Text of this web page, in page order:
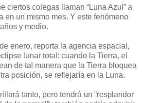
ciertos colegas llaman “Luna Azul” a
en un mismo mes. Y este fenómeno
y medio.
enero, reporta la agencia espacial,
lunar total: cuando la Tierra, el
de tal manera que la Tierra bloquea
posición, se reflejaría en la Luna.
tanto, pero tendrá un “resplandor